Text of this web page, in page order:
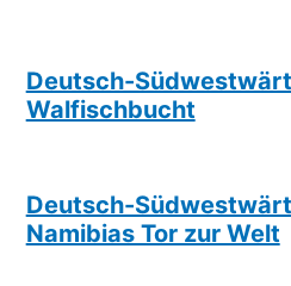
Deutsch-
Walfischbucht
Deutsch-
Namibias Tor zur Welt